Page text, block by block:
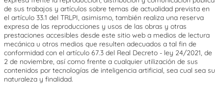
de sus trabajos y artículos sobre temas de actualidad prevista en
el artículo 33.1 del TRLPI, asimismo, también realiza una reserva
expresa de las reproducciones y usos de las obras y otras
prestaciones accesibles desde este sitio web a medios de lectura
mecánica u otros medios que resulten adecuados a tal fin de
conformidad con el artículo 67.3 del Real Decreto - ley 24/2021, de
2 de noviembre, así como frente a cualquier utilización de sus
contenidos por tecnologías de inteligencia artificial, sea cual sea su
naturaleza y finalidad.